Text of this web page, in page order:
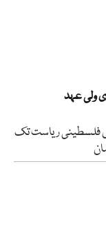
ولی عہد
فلسطینی ریاست تک